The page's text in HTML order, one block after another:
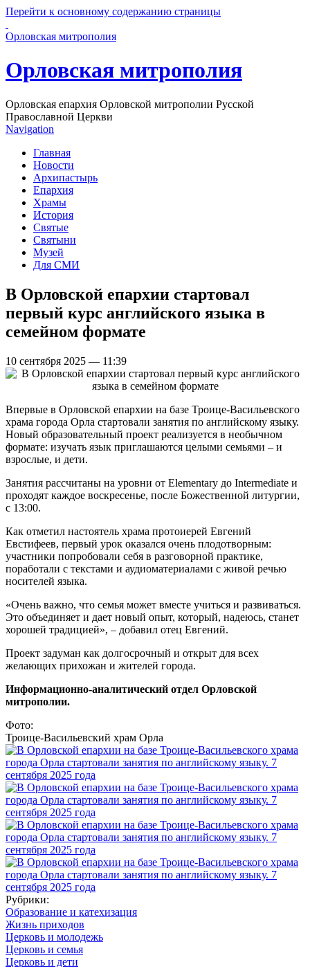
Перейти к основному содержанию страницы
Орловская митрополия
Орловская митрополия
Орловская епархия Орловской митрополии Русской
Православной Церкви
Navigation
Главная
Новости
Архипастырь
Епархия
Храмы
История
Святые
Святыни
Музей
Для СМИ
В Орловской епархии стартовал
первый курс английского языка в
семейном формате
10 сентября 2025 — 11:39
Впервые в Орловской епархии на базе Троице-Васильевского
храма города Орла стартовали занятия по английскому языку.
Новый образовательный проект реализуется в необычном
формате: изучать язык приглашаются целыми семьями – и
взрослые, и дети.
Занятия рассчитаны на уровни от Elementary до Intermediate и
проходят каждое воскресенье, после Божественной литургии,
с 13:00.
Как отметил настоятель храма протоиерей Евгений
Евстифеев, первый урок оказался очень плодотворным:
участники попробовали себя в разговорной практике,
поработали с текстами и аудиоматериалами с живой речью
носителей языка.
«Очень важно, что семья может вместе учиться и развиваться.
Это объединяет и дает новый опыт, который, надеюсь, станет
хорошей традицией», – добавил отец Евгений.
Проект задуман как долгосрочный и открыт для всех
желающих прихожан и жителей города.
Информационно-аналитический отдел Орловской
митрополии.
Фото:
Троице-Васильевский храм Орла
Рубрики:
Образование и катехизация
Жизнь приходов
Церковь и молодежь
Церковь и семья
Церковь и дети